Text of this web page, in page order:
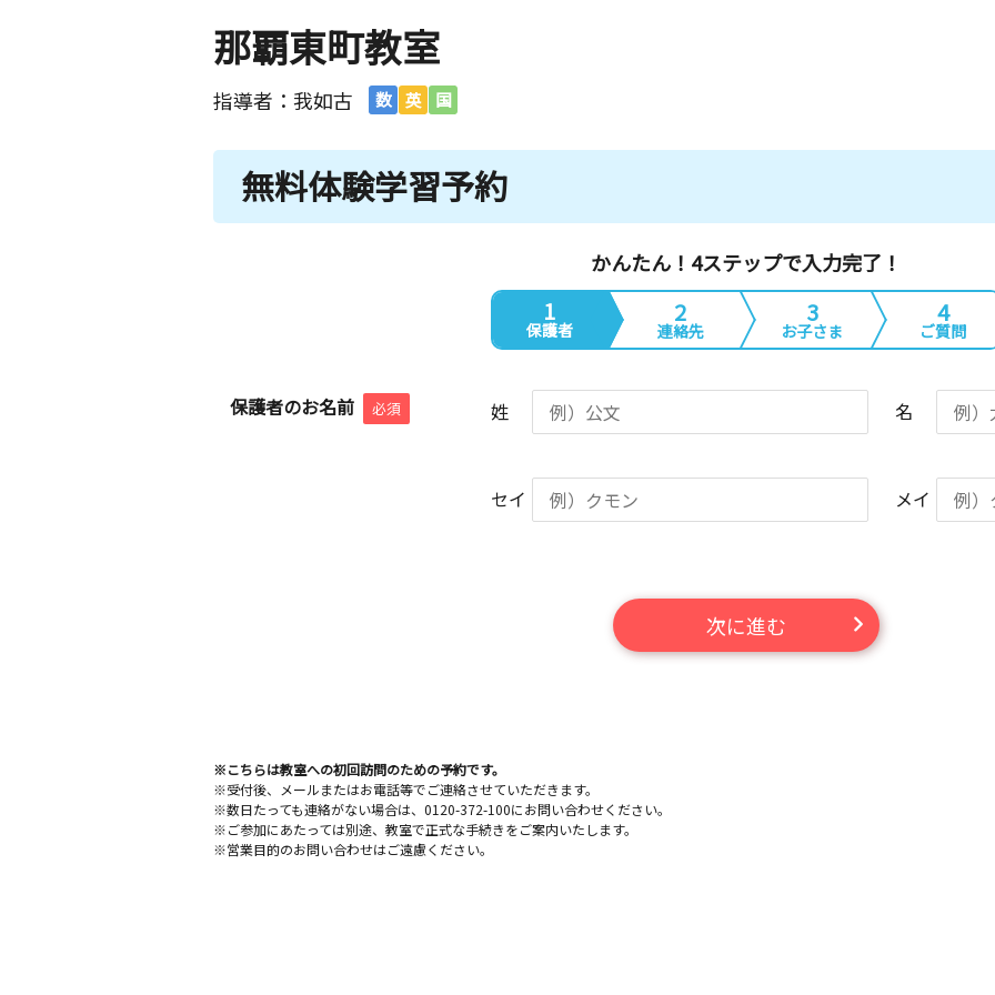
那覇東町教室
指導者：我如古 数 英 国
無料体験学習予約
かんたん！4ステップで入力完了！
1
保護者
2
連絡先
3
お子さま
4
ご質問
保護者のお名前 必須 姓 名
セイ メイ
次に進む
※こちらは教室への初回訪問のための予約です。
※受付後、メールまたはお電話等でご連絡させていただきます。
※数日たっても連絡がない場合は、0120-372-100にお問い合わせください。
※ご参加にあたっては別途、教室で正式な手続きをご案内いたします。
※営業目的のお問い合わせはご遠慮ください。